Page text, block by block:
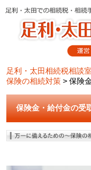
足利・太田相続税相談室
保険の相続対策 >保険
保険金・給付金の受